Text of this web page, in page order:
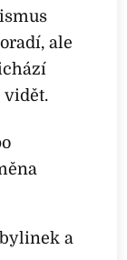
ale
vidět.
a